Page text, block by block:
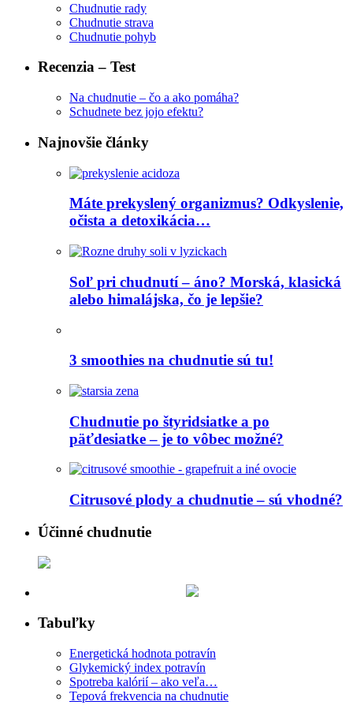
Chudnutie rady
Chudnutie strava
Chudnutie pohyb
Recenzia – Test
Na chudnutie – čo a ako pomáha?
Schudnete bez jojo efektu?
Najnovšie články
Máte prekyslený organizmus? Odkyslenie,
očista a detoxikácia…
Soľ pri chudnutí – áno? Morská, klasická
alebo himalájska, čo je lepšie?
3 smoothies na chudnutie sú tu!
Chudnutie po štyridsiatke a po
päťdesiatke – je to vôbec možné?
Citrusové plody a chudnutie – sú vhodné?
Účinné chudnutie
Tabuľky
Energetická hodnota potravín
Glykemický index potravín
Spotreba kalórií – ako veľa…
Tepová frekvencia na chudnutie